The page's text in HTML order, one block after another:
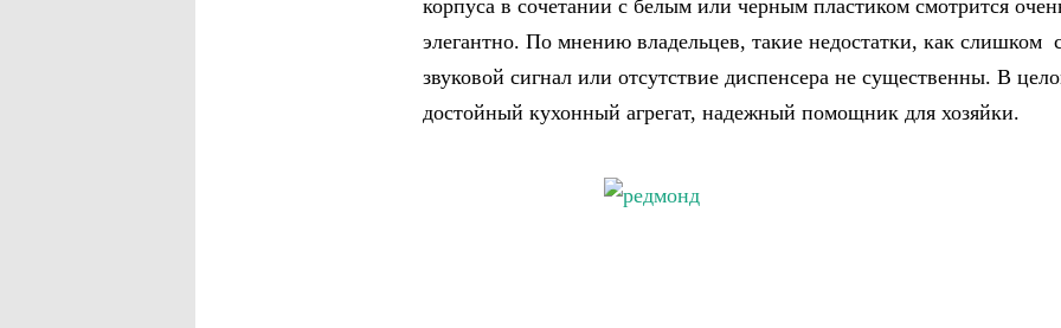
корпуса в сочетании с белым или черным пластиком смотрится
элегантно. По мнению владельцев, такие недостатки, как слишком
звуковой сигнал или отсутствие диспенсера не существенны. В
достойный кухонный агрегат, надежный помощник для хозяйки.